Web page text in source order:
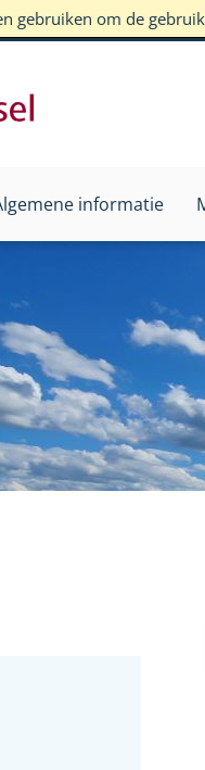
gebruiken om de
informatie